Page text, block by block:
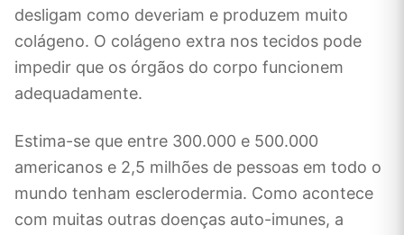
desligam como deveriam e produzem muito
colágeno. O colágeno extra nos tecidos pode
impedir que os órgãos do corpo funcionem
adequadamente.
Estima-se que entre 300.000 e 500.000
americanos e 2,5 milhões de pessoas em todo o
mundo tenham esclerodermia. Como acontece
com muitas outras doenças auto-imunes, a